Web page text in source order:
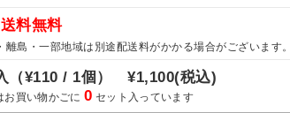
送料無料
島・一部地域は別途配送料がかかる場合がございます。
（¥110 / 1個）¥1,100(税込)
お買い物かごに0 セット入っています